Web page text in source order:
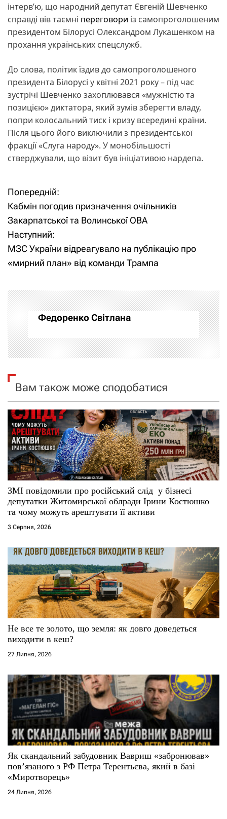
інтерв’ю, що народний депутат Євгеній Шевченко
справді вів таємні переговори із самопроголошеним
президентом Білорусі Олександром Лукашенком на
прохання українських спецслужб.
До слова, політик їздив до самопроголошеного
президента Білорусі у квітні 2021 року – під час
зустрічі Шевченко захоплювався «мужністю та
позицією» диктатора, який зумів зберегти владу,
попри колосальний тиск і кризу всередині країни.
Після цього його виключили з президентської
фракції «Слуга народу». У монобільшості
стверджували, що візит був ініціативою нардепа.
Н
а
в
і
а
ц
і
а
п
и
с
і
в
Попередній:
Кабмін погодив призначення очільників
Закарпатської та Волинської ОВА
Наступний:
МЗС України відреагувало на публікацію про
«мирний план» від команди Трампа
Федоренко Світлана
Вам також може сподобатися
ЗМІ повідомили про російський слід у бізнесі
депутатки Житомирської облради Ірини Костюшко
та чому можуть арештувати її активи
3 Серпня, 2026
Не все те золото, що земля: як довго доведеться
виходити в кеш?
27 Липня, 2026
Як скандальний забудовник Вавриш «забронював»
повʼязаного з РФ Петра Терентьєва, який в базі
«Миротворець»
24 Липня, 2026